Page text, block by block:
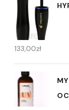
133,00zł